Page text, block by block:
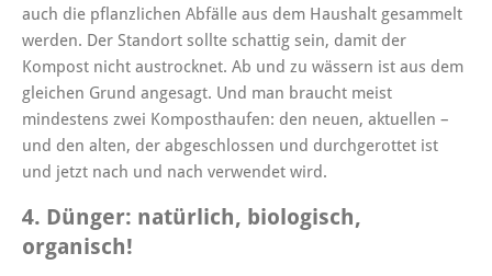
auch die pflanzlichen Abfälle aus dem Haushalt gesammelt
werden. Der Standort sollte schattig sein, damit der
Kompost nicht austrocknet. Ab und zu wässern ist aus dem
gleichen Grund angesagt. Und man braucht meist
mindestens zwei Komposthaufen: den neuen, aktuellen –
und den alten, der abgeschlossen und durchgerottet ist
und jetzt nach und nach verwendet wird.
4. Dünger: natürlich, biologisch,
organisch!